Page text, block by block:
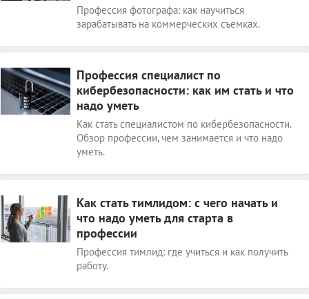
Профессия фотографа: как научиться
зарабатывать на коммерческих съёмках.
Профессия специалист по
кибербезопасности: как им стать и что
надо уметь
Как стать специалистом по кибербезопасности.
Обзор профессии, чем занимается и что надо
уметь.
Как стать тимлидом: с чего начать и
что надо уметь для старта в
профессии
Профессия тимлид: где учиться и как получить
работу.